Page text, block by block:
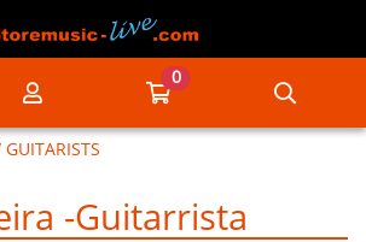
Ir a mi compra
0
-Guitarrista